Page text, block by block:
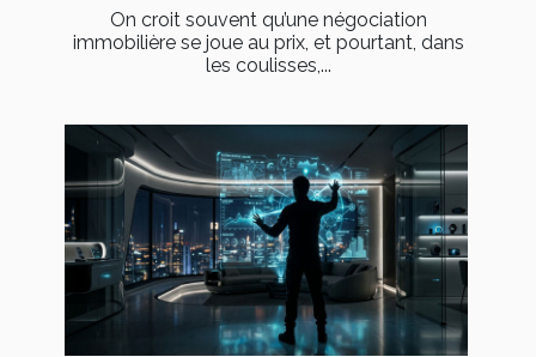
On croit souvent qu’une négociation
immobilière se joue au prix, et pourtant, dans
les coulisses,...